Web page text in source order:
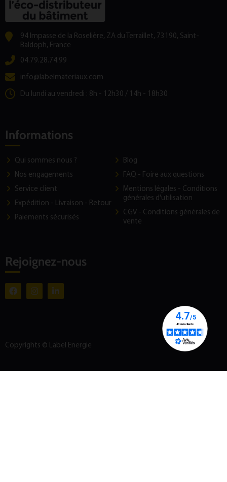
94 Impasse de la Roselière, ZA du Terraillet, 73190, Saint-
Baldoph, France
04.79.28.74.99
info@labelmateriaux.com
Du lundi au vendredi : 8h - 12h30 / 14h - 18h30
Informations
Qui sommes nous ?
Nos engagements
Service client
Expédition - Livraison - Retour
Paiements sécurisés
Blog
FAQ - Foire aux questions
Mentions légales - Conditions
générales d'utilisation
CGV - Conditions générales de
vente
Rejoignez-nous
Copyrights © Label Energie